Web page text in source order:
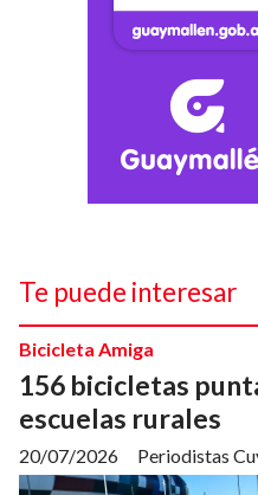
Te puede interesar
156 bicicletas
escuelas rurales
Periodistas
Bicicleta Amiga
20/07/2026